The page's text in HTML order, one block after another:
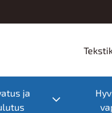
ja
Toggle